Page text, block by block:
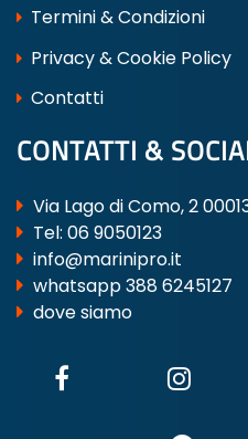
Termini & Condizioni
Privacy & Cookie Policy
Contatti
CONTATTI &
Via Lago di Como, 2
Tel: 06 9050123
info@marinipro.it
whatsapp 388 6245127
dove siamo